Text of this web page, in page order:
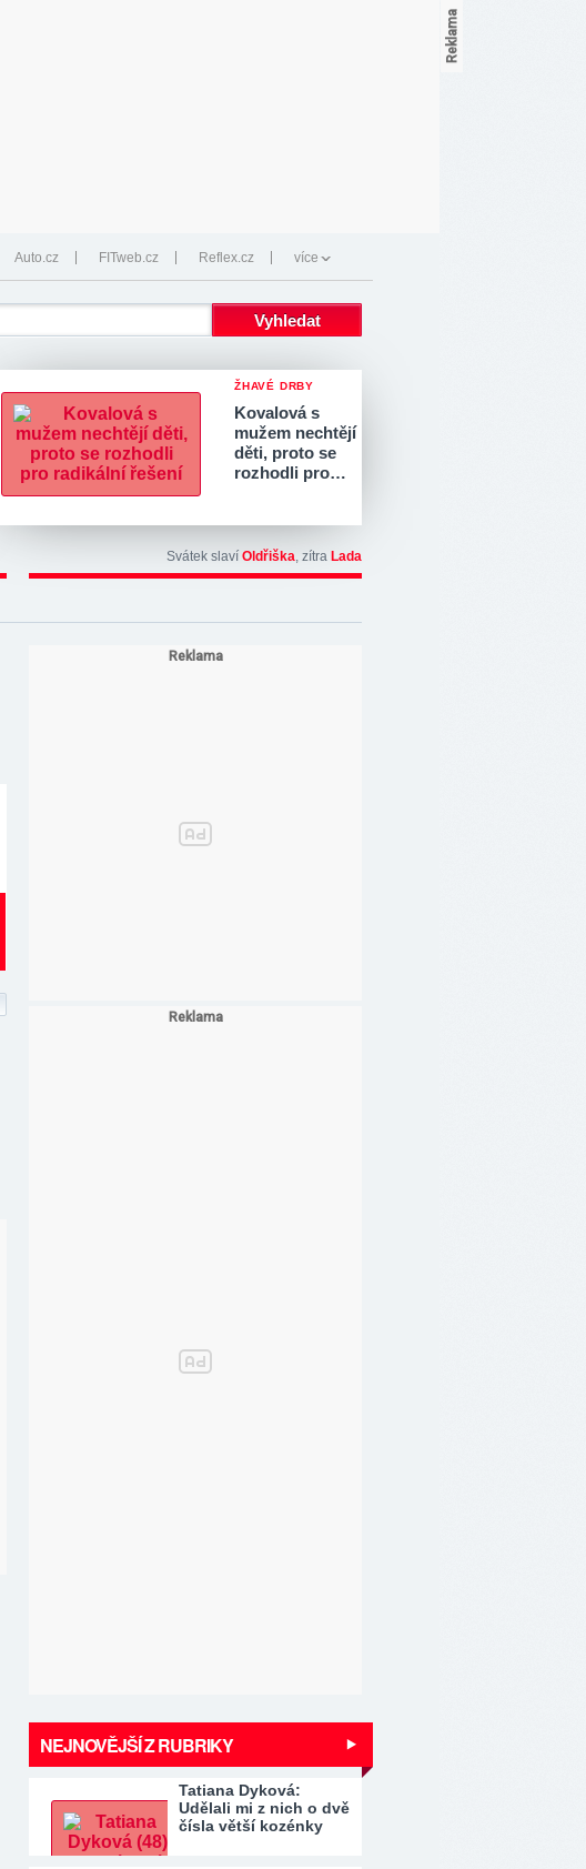
Auto.cz FITweb.cz Reflex.cz více
ŽHAVÉ DRBY
Kovalová s
mužem nechtějí
děti, proto se
rozhodli pro…
Svátek slaví Oldřiška, zítra Lada
NEJNOVĚJŠÍ Z RUBRIKY
Tatiana Dyková:
Udělali mi z nich o dvě
čísla větší kozénky